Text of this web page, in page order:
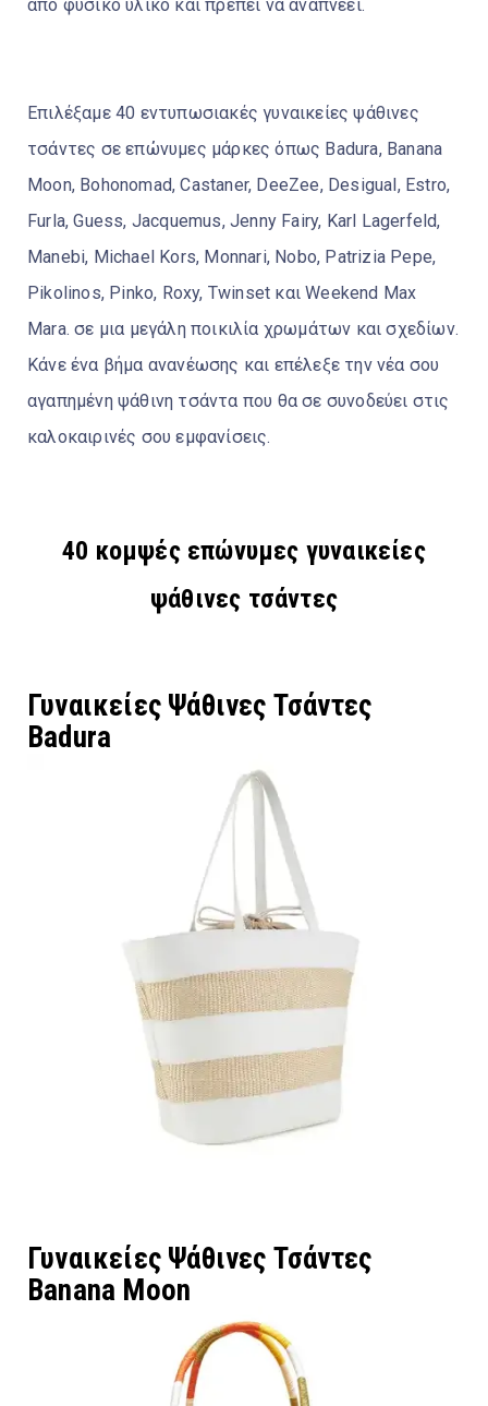
από φυσικό υλικό και πρέπει να αναπνέει.
Επιλέξαμε 40 εντυπωσιακές γυναικείες ψάθινες
τσάντες σε επώνυμες μάρκες όπως Badura, Banana
Moon, Bohonomad, Castaner, DeeZee, Desigual, Estro,
Furla, Guess, Jacquemus, Jenny Fairy, Karl Lagerfeld,
Manebi, Michael Kors, Monnari, Nobo, Patrizia Pepe,
Pikolinos, Pinko, Roxy, Twinset και Weekend Max
Mara. σε μια μεγάλη ποικιλία χρωμάτων και σχεδίων.
Κάνε ένα βήμα ανανέωσης και επέλεξε την νέα σου
αγαπημένη ψάθινη τσάντα που θα σε συνοδεύει στις
καλοκαιρινές σου εμφανίσεις.
40 κομψές επώνυμες γυναικείες
ψάθινες τσάντες
Γυναικείες Ψάθινες Τσάντες
Badura
Γυναικείες Ψάθινες Τσάντες
Banana Moon